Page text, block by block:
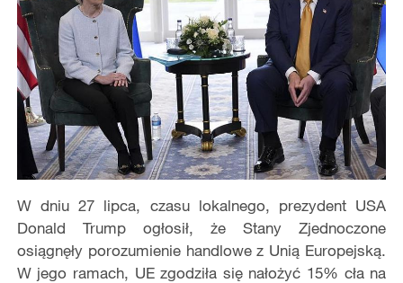
W dniu 27 lipca, czasu lokalnego, prezydent USA
Donald Trump ogłosił, że Stany Zjednoczone
osiągnęły porozumienie handlowe z Unią Europejską.
W jego ramach, UE zgodziła się nałożyć 15% cła na